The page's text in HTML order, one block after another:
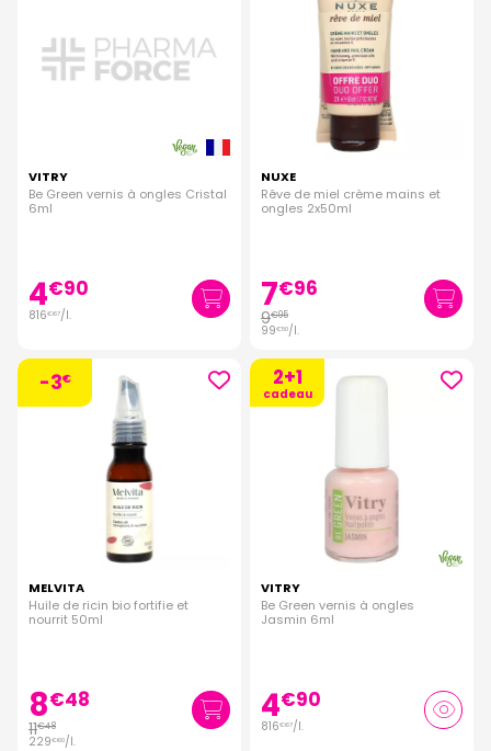
VITRY
Be Green vernis à ongles Cristal
6ml
4€90
816€67/l.
NUXE
Rêve de miel crème mains et
ongles 2x50ml
7€96
9€95
99€50/l.
-3€
MELVITA
Huile de ricin bio fortifie et
nourrit 50ml
8€48
11€48
229€60/l.
2+1
cadeau
VITRY
Be Green vernis à ongles
Jasmin 6ml
4€90
816€67/l.